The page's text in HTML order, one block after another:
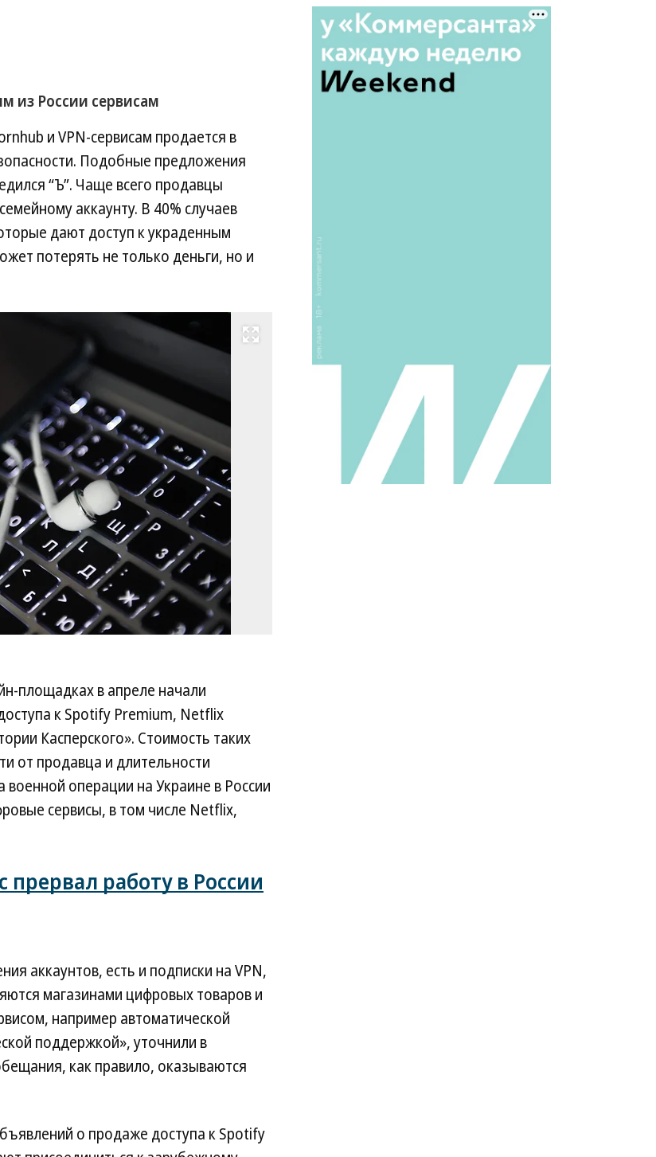
из России сервисам
и VPN-сервисам продается в
Подобные предложения
“Ъ”. Чаще всего продавцы
аккаунту. В 40% случаев
дают доступ к украденным
потерять не только деньги, но и
Развернуть на весь экран
площадках в апреле начали
к Spotify Premium, Netflix
Касперского». Стоимость таких
от продавца и длительности
военной операции на Украине в России
сервисы, в том числе Netflix,
работу в России
аккаунтов, есть и подписки на VPN,
магазинами цифровых товаров и
например автоматической
поддержкой», уточнили в
как правило, оказываются
о продаже доступа к Spotify